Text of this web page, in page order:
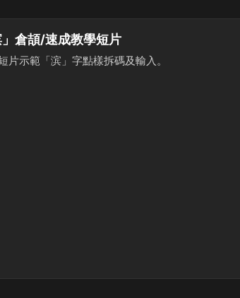
」倉頡/速成教學短片
片示範「滨」字點樣拆碼及輸入。